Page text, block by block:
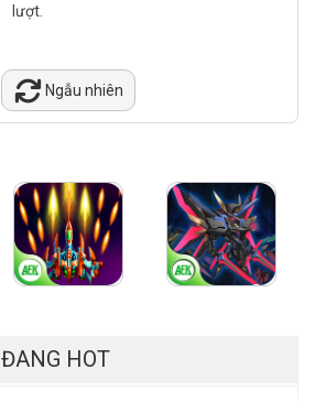
lượt.
Ngẫu nhiên
ĐANG HOT